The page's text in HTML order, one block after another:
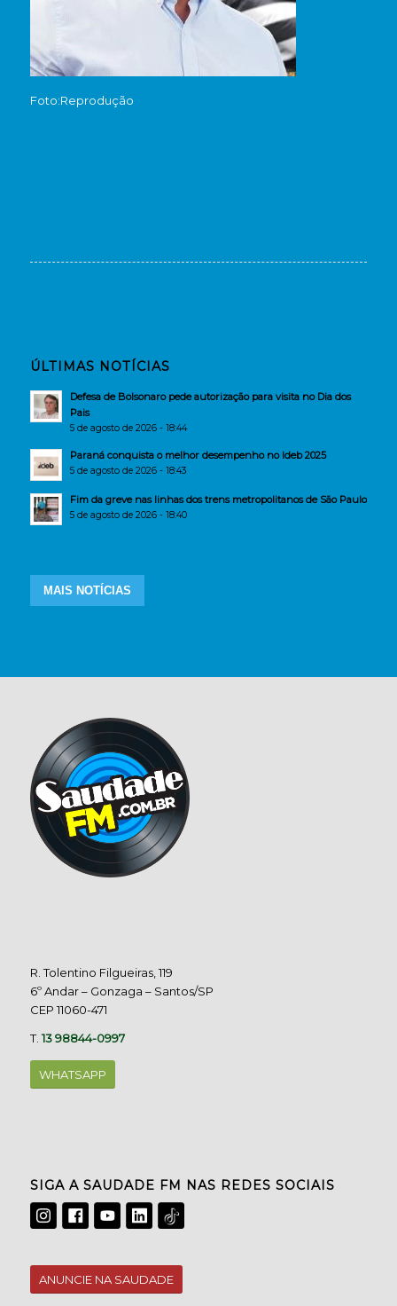
Foto:Reprodução
ÚLTIMAS NOTÍCIAS
Defesa de Bolsonaro pede autorização para visita no Dia dos
Pais
5 de agosto de 2026 - 18:44
Paraná conquista o melhor desempenho no Ideb 2025
5 de agosto de 2026 - 18:43
Fim da greve nas linhas dos trens metropolitanos de São Paulo
5 de agosto de 2026 - 18:40
MAIS NOTÍCIAS
R. Tolentino Filgueiras, 119
6º Andar – Gonzaga – Santos/SP
CEP 11060-471
T.13 98844-0997
WHATSAPP
SIGA A SAUDADE FM NAS REDES SOCIAIS
ANUNCIE NA SAUDADE